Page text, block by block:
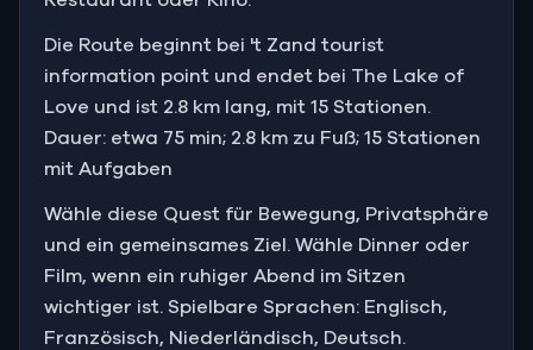
Die Route beginnt bei 't Zand tourist
information point und endet bei The Lake of
Love und ist 2.8 km lang, mit 15 Stationen.
Dauer: etwa 75 min; 2.8 km zu Fuß; 15 Stationen
mit Aufgaben
Wähle diese Quest für Bewegung, Privatsphäre
und ein gemeinsames Ziel. Wähle Dinner oder
Film, wenn ein ruhiger Abend im Sitzen
wichtiger ist. Spielbare Sprachen: Englisch,
Französisch, Niederländisch, Deutsch.